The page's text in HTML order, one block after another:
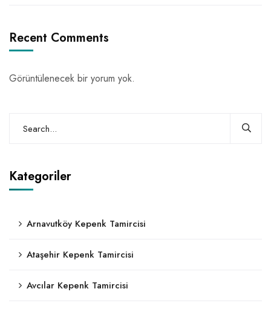
Recent Comments
Görüntülenecek bir yorum yok.
Kategoriler
Arnavutköy Kepenk Tamircisi
Ataşehir Kepenk Tamircisi
Avcılar Kepenk Tamircisi